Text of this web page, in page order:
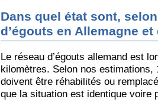
Dans quel état sont,
d’égouts en Allemagne
Le réseau d’égouts allemand est
kilomètres. Selon nos estimations,
doivent être réhabilités ou
que la situation est identique voire